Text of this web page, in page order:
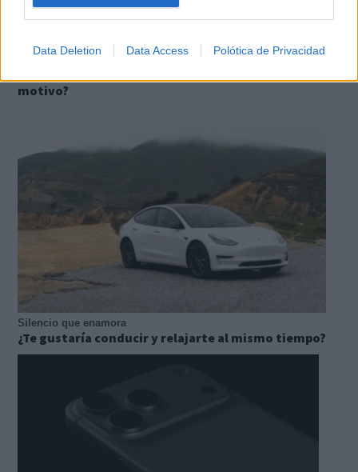
Data Deletion Data Access Polótica de Privacidad
Esto explica el frío
motivo?
Silencio que enamora
¿Te gustaría conducir y relajarte al mismo tiempo?